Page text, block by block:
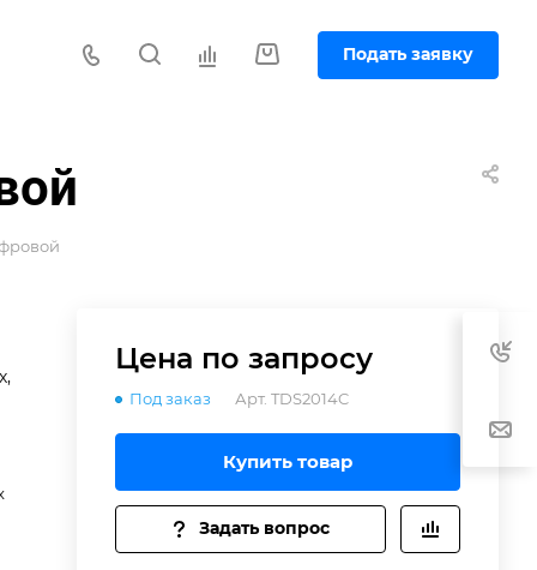
Подать заявку
Цена по запросу
Под заказ Арт. TDS2014C
Купить товар
Задать вопрос